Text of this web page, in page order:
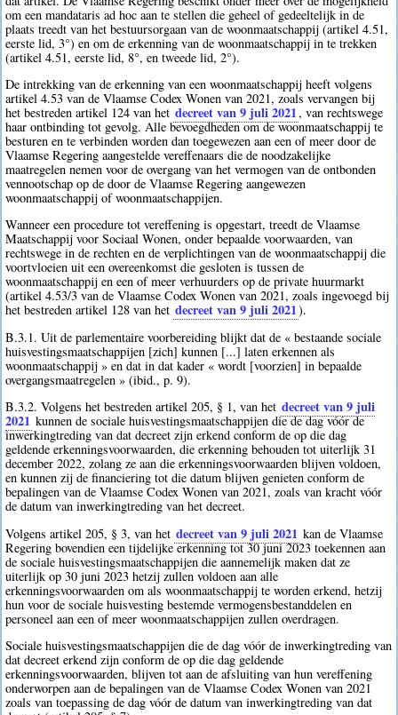
om een mandataris ad hoc aan te stellen die geheel of gedeeltelijk in de
plaats treedt van het bestuursorgaan van de woonmaatschappij (artikel 4.51,
eerste lid, 3°) en om de erkenning van de woonmaatschappij in te trekken
(artikel 4.51, eerste lid, 8°, en tweede lid, 2°).
De intrekking van de erkenning van een woonmaatschappij heeft volgens
artikel 4.53 van de Vlaamse Codex Wonen van 2021, zoals vervangen bij
het bestreden artikel 124 van het decreet van 9 juli 2021, van rechtswege
haar ontbinding tot gevolg. Alle bevoegdheden om de woonmaatschappij te
besturen en te verbinden worden dan toegewezen aan een of meer door de
Vlaamse Regering aangestelde vereffenaars die de noodzakelijke
maatregelen nemen voor de overgang van het vermogen van de ontbonden
vennootschap op de door de Vlaamse Regering aangewezen
woonmaatschappij of woonmaatschappijen.
Wanneer een procedure tot vereffening is opgestart, treedt de Vlaamse
Maatschappij voor Sociaal Wonen, onder bepaalde voorwaarden, van
rechtswege in de rechten en de verplichtingen van de woonmaatschappij die
voortvloeien uit een overeenkomst die gesloten is tussen de
woonmaatschappij en een of meer verhuurders op de private huurmarkt
(artikel 4.53/3 van de Vlaamse Codex Wonen van 2021, zoals ingevoegd bij
het bestreden artikel 128 van het decreet van 9 juli 2021).
B.3.1. Uit de parlementaire voorbereiding blijkt dat de « bestaande sociale
huisvestingsmaatschappijen [zich] kunnen [...] laten erkennen als
woonmaatschappij » en dat in dat kader « wordt [voorzien] in bepaalde
overgangsmaatregelen » (ibid., p. 9).
B.3.2. Volgens het bestreden artikel 205, § 1, van het decreet van 9 juli
2021 kunnen de sociale huisvestingsmaatschappijen die de dag vóór de
inwerkingtreding van dat decreet zijn erkend conform de op die dag
geldende erkenningsvoorwaarden, die erkenning behouden tot uiterlijk 31
december 2022, zolang ze aan die erkenningsvoorwaarden blijven voldoen,
en kunnen zij de financiering tot die datum blijven genieten conform de
bepalingen van de Vlaamse Codex Wonen van 2021, zoals van kracht vóór
de datum van inwerkingtreding van het decreet.
Volgens artikel 205, § 3, van het decreet van 9 juli 2021 kan de Vlaamse
Regering bovendien een tijdelijke erkenning tot 30 juni 2023 toekennen aan
de sociale huisvestingsmaatschappijen die aannemelijk maken dat ze
uiterlijk op 30 juni 2023 hetzij zullen voldoen aan alle
erkenningsvoorwaarden om als woonmaatschappij te worden erkend, hetzij
hun voor de sociale huisvesting bestemde vermogensbestanddelen en
personeel aan een of meer woonmaatschappijen zullen overdragen.
Sociale huisvestingsmaatschappijen die de dag vóór de inwerkingtreding van
dat decreet erkend zijn conform de op die dag geldende
erkenningsvoorwaarden, blijven tot aan de afsluiting van hun vereffening
onderworpen aan de bepalingen van de Vlaamse Codex Wonen van 2021
zoals van toepassing de dag vóór de datum van inwerkingtreding van dat